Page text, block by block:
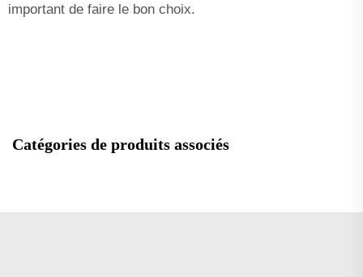
important de faire le bon choix.
Catégories de produits associés